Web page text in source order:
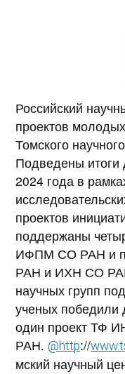
Российский
проектов
Томского
Подведены итоги
2024 года в
проектов
поддержаны
ИФПМ СО РАН и
РАН и ИХН СО
научных групп
ученых
один проект ТФ
РАН. @http://
мский научный